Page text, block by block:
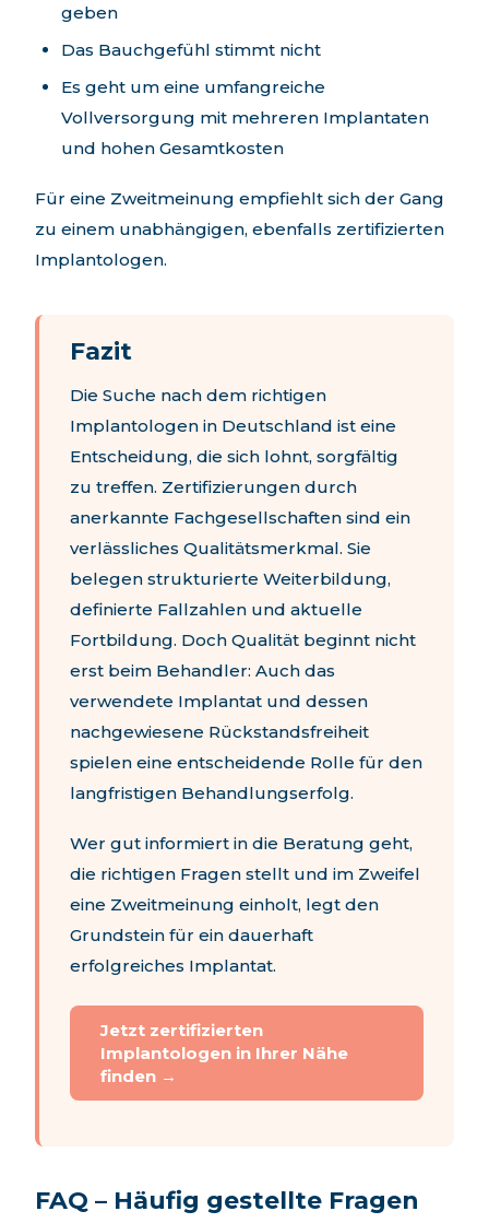
geben
Das Bauchgefühl stimmt nicht
Es geht um eine umfangreiche
Vollversorgung mit mehreren Implantaten
und hohen Gesamtkosten
Für eine Zweitmeinung empfiehlt sich der Gang
zu einem unabhängigen, ebenfalls zertifizierten
Implantologen.
Fazit
Die Suche nach dem richtigen
Implantologen in Deutschland ist eine
Entscheidung, die sich lohnt, sorgfältig
zu treffen. Zertifizierungen durch
anerkannte Fachgesellschaften sind ein
verlässliches Qualitätsmerkmal. Sie
belegen strukturierte Weiterbildung,
definierte Fallzahlen und aktuelle
Fortbildung. Doch Qualität beginnt nicht
erst beim Behandler: Auch das
verwendete Implantat und dessen
nachgewiesene Rückstandsfreiheit
spielen eine entscheidende Rolle für den
langfristigen Behandlungserfolg.
Wer gut informiert in die Beratung geht,
die richtigen Fragen stellt und im Zweifel
eine Zweitmeinung einholt, legt den
Grundstein für ein dauerhaft
erfolgreiches Implantat.
Jetzt zertifizierten
Implantologen in Ihrer Nähe
finden →
FAQ – Häufig gestellte Fragen